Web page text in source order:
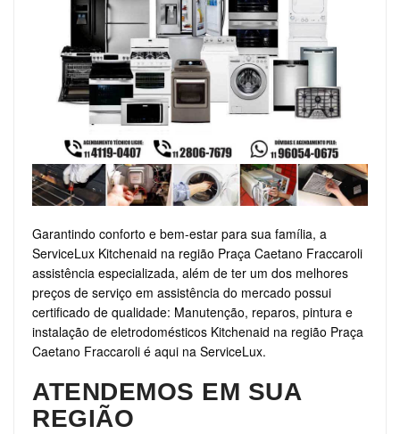
Garantindo conforto e bem-estar para sua família, a
ServiceLux Kitchenaid na região Praça Caetano Fraccaroli
assistência especializada, além de ter um dos melhores
preços de serviço em assistência do mercado possui
certificado de qualidade: Manutenção, reparos, pintura e
instalação de eletrodomésticos Kitchenaid na região Praça
Caetano Fraccaroli é aqui na ServiceLux.
ATENDEMOS EM SUA
REGIÃO